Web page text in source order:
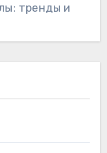
тренды и